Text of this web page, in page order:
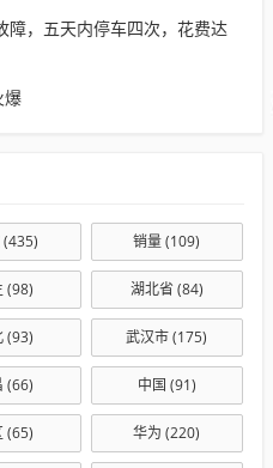
障，五天内停车四次，花费达
爆
(435) 销量(109)
(98) 湖北省 (84)
(93) 武汉市(175)
(66) 中国 (91)
(65) 华为 (220)